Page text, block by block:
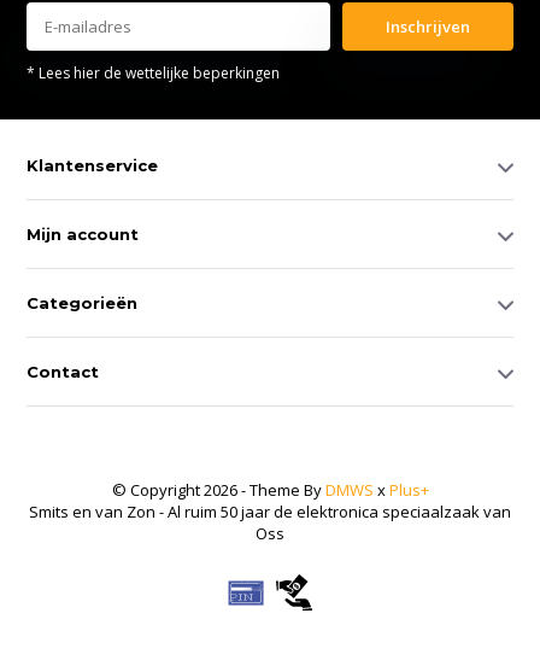
Inschrijven
* Lees hier de wettelijke beperkingen
Klantenservice
Mijn account
Categorieën
Contact
© Copyright 2026 - Theme ByDMWS xPlus+
Smits en van Zon - Al ruim 50 jaar de elektronica speciaalzaak van
Oss